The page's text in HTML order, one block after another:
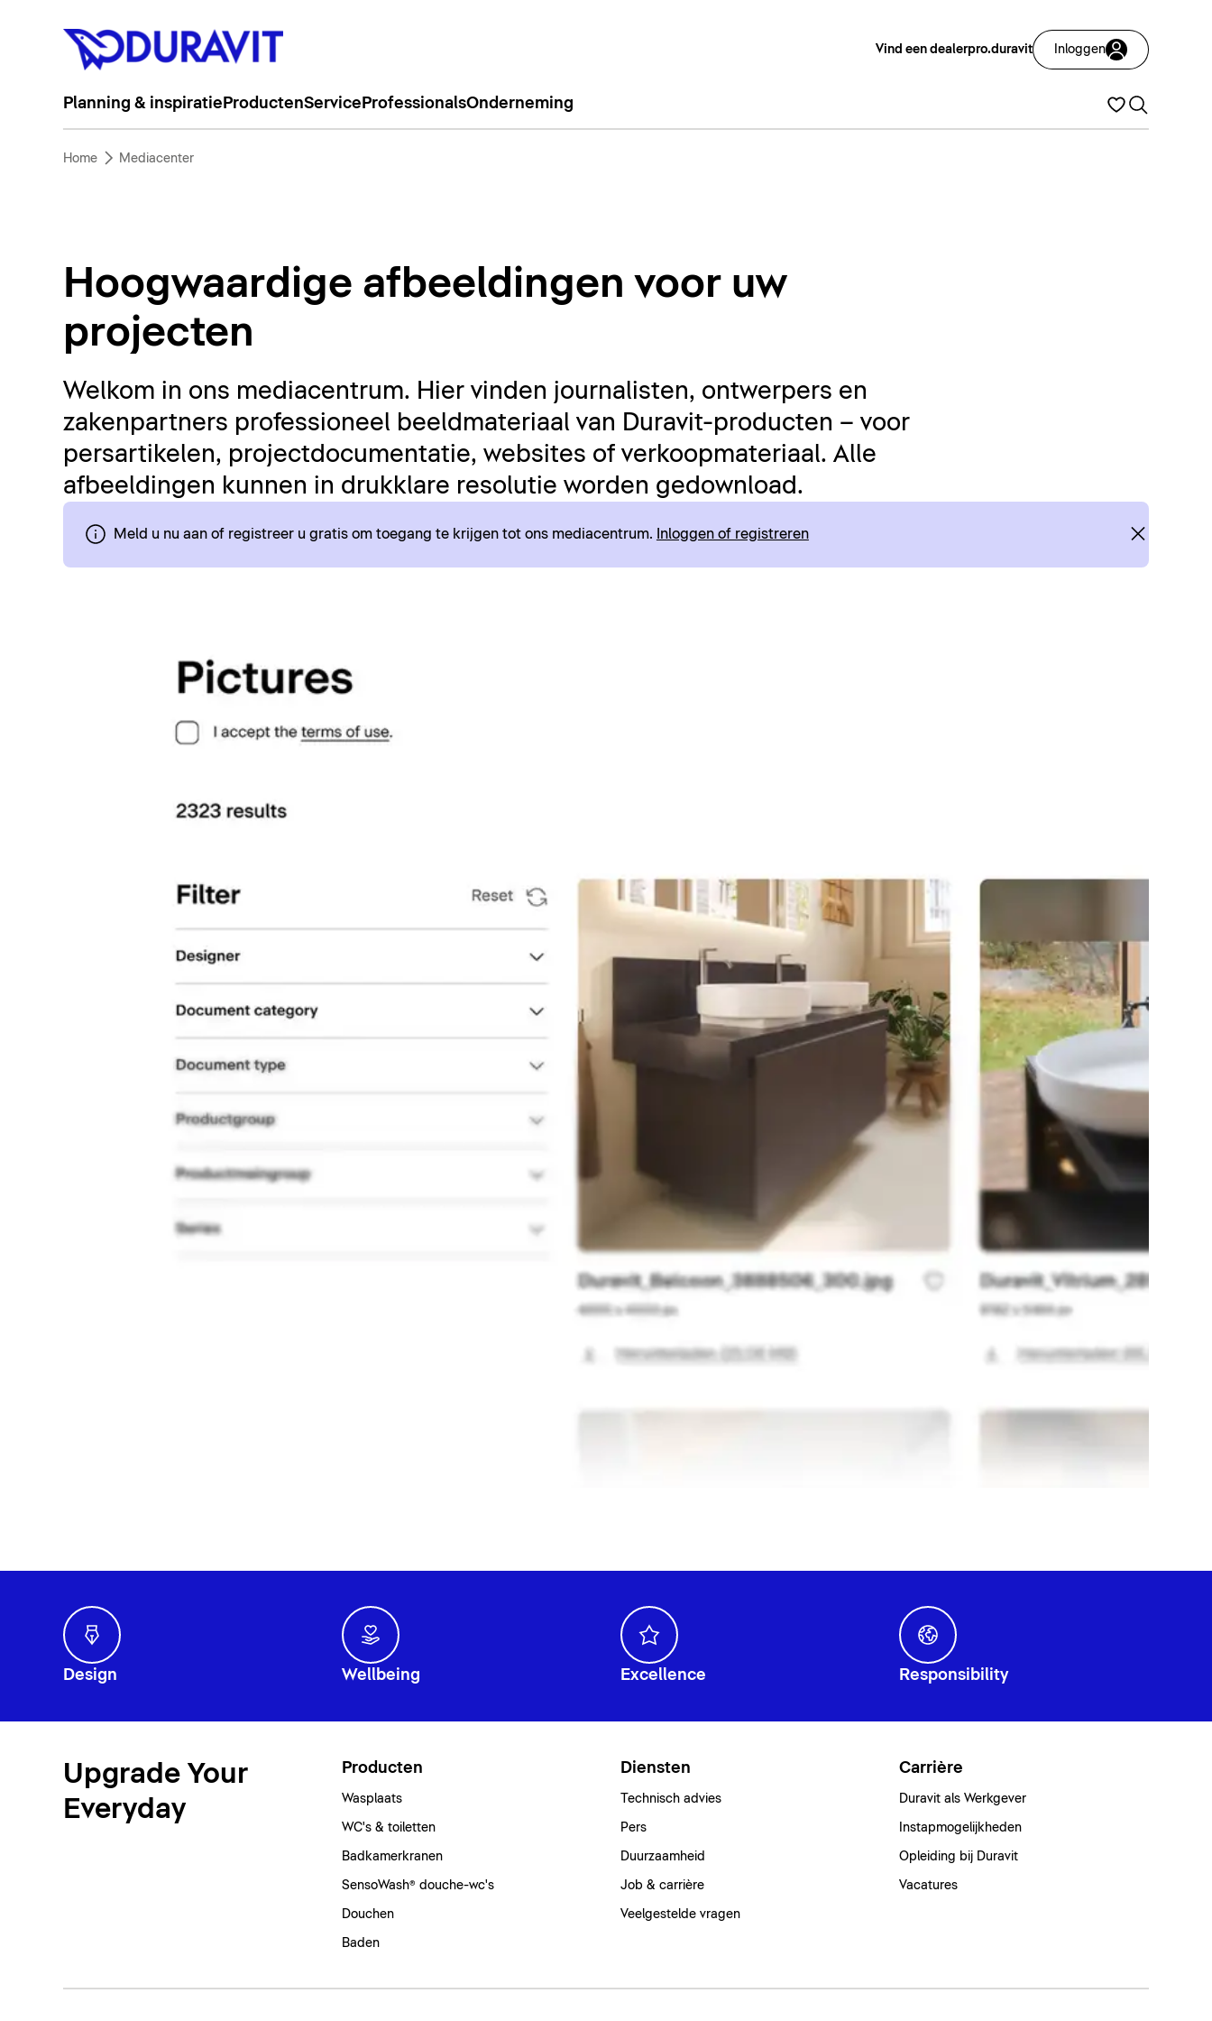
Vind een dealerpro.duravit Inloggen
Planning & inspiratie ProductenService ProfessionalsOnderneming
Home Mediacenter
Hoogwaardige afbeeldingen voor uw
projecten
Welkom in ons mediacentrum. Hier vinden journalisten, ontwerpers en
zakenpartners professioneel beeldmateriaal van Duravit-producten – voor
persartikelen, projectdocumentatie, websites of verkoopmateriaal. Alle
afbeeldingen kunnen in drukklare resolutie worden gedownload.
Meld u nu aan of registreer u gratis om toegang te krijgen tot ons mediacentrum. Inloggen of registreren
Design Wellbeing Excellence Responsibility
Upgrade Your
Everyday
Producten
Wasplaats
WC's & toiletten
Badkamerkranen
SensoWash® douche-wc's
Douchen
Baden
Diensten
Technisch advies
Pers
Duurzaamheid
Job & carrière
Veelgestelde vragen
Carrière
Duravit als Werkgever
Instapmogelijkheden
Opleiding bij Duravit
Vacatures